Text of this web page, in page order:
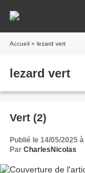
Accueil » lezard vert
lezard vert
Vert (2)
Publié le 14/05/2025
Par CharlesNicolas